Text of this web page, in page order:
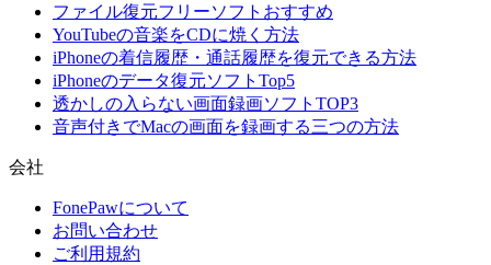
ファイル復元フリーソフトおすすめ
YouTubeの音楽をCDに焼く方法
iPhoneの着信履歴・通話履歴を復元できる方法
iPhoneのデータ復元ソフトTop5
透かしの入らない画面録画ソフトTOP3
音声付きでMacの画面を録画する三つの方法
会社
FonePawについて
お問い合わせ
ご利用規約